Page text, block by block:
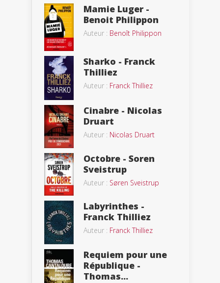
Mamie Luger -
Benoit Philippon
Auteur : Benoît Philippon
Sharko - Franck
Thilliez
Auteur : Franck Thilliez
Cinabre - Nicolas
Druart
Auteur : Nicolas Druart
Octobre - Soren
Sveistrup
Auteur : Søren Sveistrup
Labyrinthes -
Franck Thilliez
Auteur : Franck Thilliez
Requiem pour une
République -
Thomas...